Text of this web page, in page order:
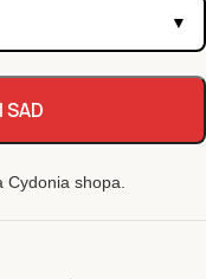
▼
SAD
shopa.